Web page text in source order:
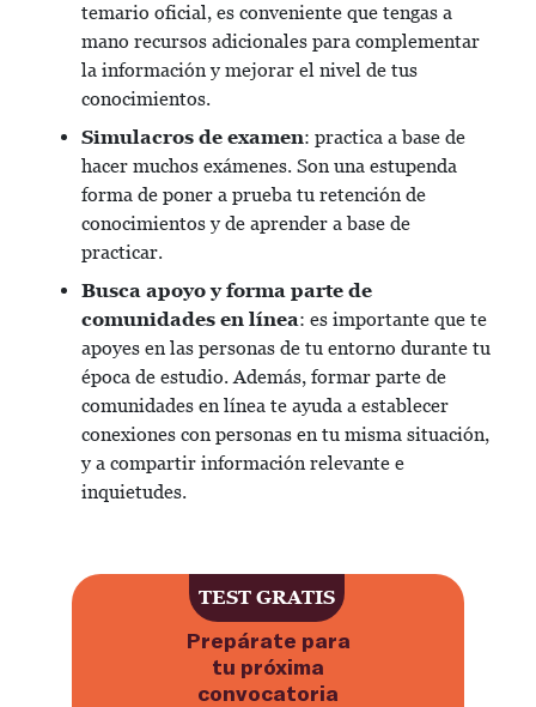
temario oficial, es conveniente que tengas a
mano recursos adicionales para complementar
la información y mejorar el nivel de tus
conocimientos.
Simulacros de examen: practica a base de
hacer muchos exámenes. Son una estupenda
forma de poner a prueba tu retención de
conocimientos y de aprender a base de
practicar.
Busca apoyo y forma parte de
comunidades en línea: es importante que te
apoyes en las personas de tu entorno durante tu
época de estudio. Además, formar parte de
comunidades en línea te ayuda a establecer
conexiones con personas en tu misma situación,
y a compartir información relevante e
inquietudes.
Prepárate para
tu próxima
convocatoria
TEST GRATIS